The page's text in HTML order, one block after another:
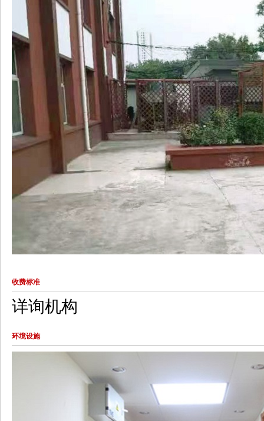
收费标准
详询机构
环境设施